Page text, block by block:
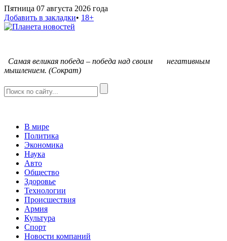
Пятница 07 августа 2026 года
Добавить в закладки• 18+
Самая великая победа – победа над своим негативным
мышлением. (Сократ)
В мире
Политика
Экономика
Наука
Авто
Общество
Здоровье
Технологии
Происшествия
Армия
Культура
Спорт
Новости компаний